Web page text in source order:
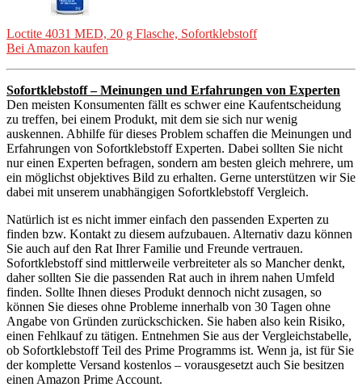
Loctite 4031 MED, 20 g Flasche, Sofortklebstoff
Bei Amazon kaufen
Sofortklebstoff – Meinungen und Erfahrungen von Experten
Den meisten Konsumenten fällt es schwer eine Kaufentscheidung
zu treffen, bei einem Produkt, mit dem sie sich nur wenig
auskennen. Abhilfe für dieses Problem schaffen die Meinungen und
Erfahrungen von Sofortklebstoff Experten. Dabei sollten Sie nicht
nur einen Experten befragen, sondern am besten gleich mehrere, um
ein möglichst objektives Bild zu erhalten. Gerne unterstützen wir Sie
dabei mit unserem unabhängigen Sofortklebstoff Vergleich.
Natürlich ist es nicht immer einfach den passenden Experten zu
finden bzw. Kontakt zu diesem aufzubauen. Alternativ dazu können
Sie auch auf den Rat Ihrer Familie und Freunde vertrauen.
Sofortklebstoff sind mittlerweile verbreiteter als so Mancher denkt,
daher sollten Sie die passenden Rat auch in ihrem nahen Umfeld
finden. Sollte Ihnen dieses Produkt dennoch nicht zusagen, so
können Sie dieses ohne Probleme innerhalb von 30 Tagen ohne
Angabe von Gründen zurückschicken. Sie haben also kein Risiko,
einen Fehlkauf zu tätigen. Entnehmen Sie aus der Vergleichstabelle,
ob Sofortklebstoff Teil des Prime Programms ist. Wenn ja, ist für Sie
der komplette Versand kostenlos – vorausgesetzt auch Sie besitzen
einen Amazon Prime Account.